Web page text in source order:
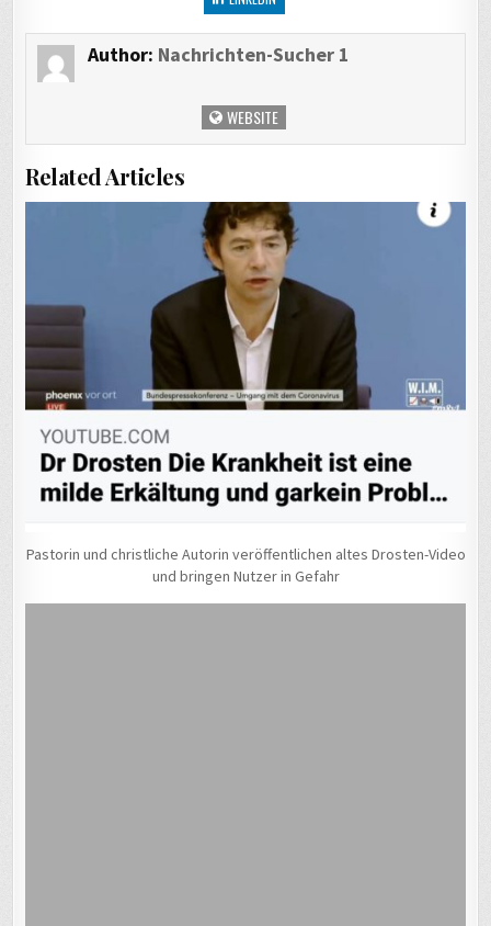
Author: Nachrichten-Sucher 1
WEBSITE
Related Articles
Pastorin und christliche Autorin veröffentlichen altes Drosten-Video
und bringen Nutzer in Gefahr